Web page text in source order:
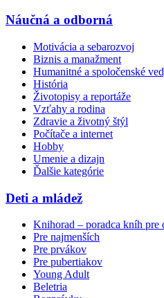
Náučná a odborná
Motivácia a sebarozvoj
Biznis a manažment
Humanitné a spoločenské
História
Životopisy a reportáže
Vzťahy a rodina
Zdravie a životný štýl
Počítače a internet
Hobby
Umenie a dizajn
Ďalšie kategórie
Deti a mládež
Knihorad – poradca kníh pre
Pre najmenších
Pre prvákov
Pre pubertiakov
Young Adult
Beletria